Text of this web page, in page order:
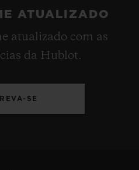
ATUALIZADO
atualizado com as
da Hublot.
SE